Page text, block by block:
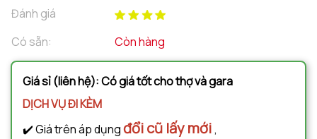
Đánh giá
Có sẵn:
Còn hàng
Giá sỉ (liên hệ): Có giá tốt cho thợ và gara
DỊCH VỤ ĐI KÈM
✔️ Giá trên áp dụngđổi cũ lấy mới,